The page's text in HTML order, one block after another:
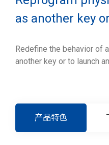
as another key
Redefine the behavior of
another key or to launch
产品特色